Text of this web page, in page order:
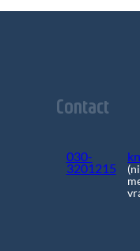
Contact
030-
3201215